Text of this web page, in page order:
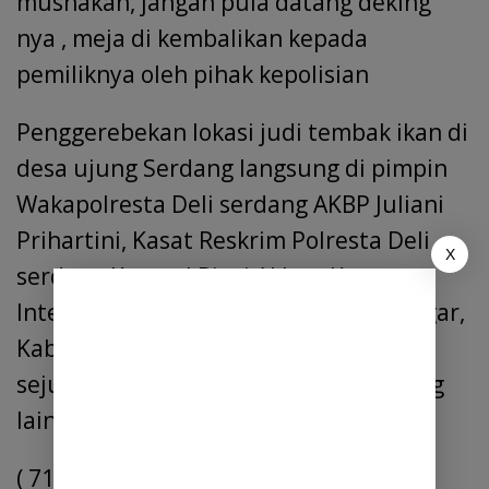
nya , meja di kembalikan kepada
pemiliknya oleh pihak kepolisian
Penggerebekan lokasi judi tembak ikan di
desa ujung Serdang langsung di pimpin
Wakapolresta Deli serdang AKBP Juliani
Prihartini, Kasat Reskrim Polresta Deli
serdang Kompol Risqi Akbar, Kasat
Intelkam Kompol Syahrial Effendi Siregar,
Kabag Ops Kompol JM Napitupulu dan
sejumlah pejabat Polresta Deli serdang
lainnya.
( 71ng )
X